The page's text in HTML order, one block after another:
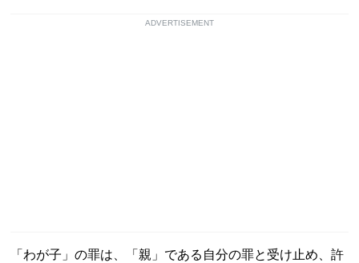
ADVERTISEMENT
「わが子」の罪は、「親」である自分の罪と受け止め、許